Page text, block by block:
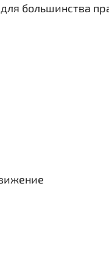
большинства